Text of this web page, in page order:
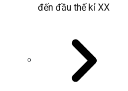
đến đầu thế kỉ XX